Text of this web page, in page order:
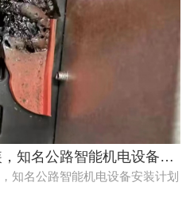
试验运行维护案例
广州市智能机电设备安装，知名公路智能机电设备安装计划方案分享
知名公路智能机电设备安装计划